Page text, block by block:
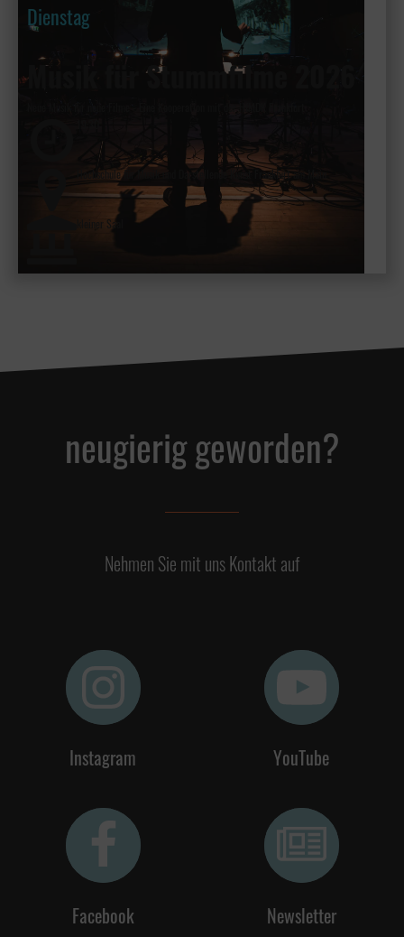
Dienstag
Musik für Stummfilme 2026
Hochschule für Musik und Darstellende Kunst Frankfurt am Main
kleiner Saal
neugierig geworden?
Nehmen Sie mit uns Kontakt auf
Instagram YouTube
Facebook Newsletter